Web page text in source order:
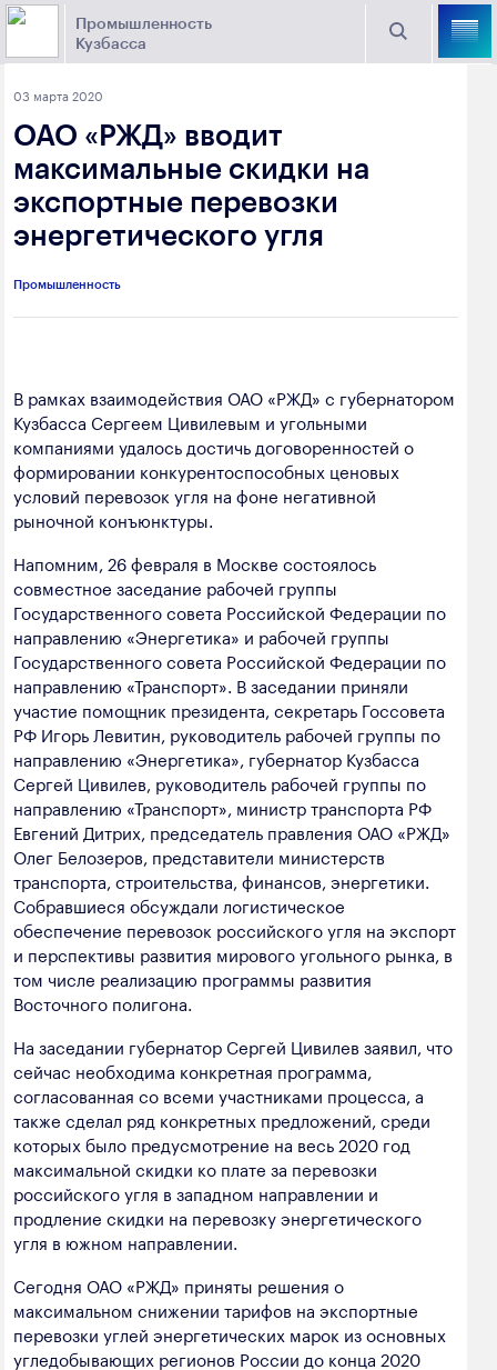
Промышленность
Кузбасса
Поиск
Найти
Торговая площадка Кузбасса
Выберите отрасль
Угольная промышленность
Химическая промышленность
Машиностроение
Промышленность строительных материалов
Добыча общераспространенных
полезных ископаемых
Лёгкая промышленность
Лесная промышленность
Пищевая промышленность
Предприятия
Новости
промышленности
650000, г. Кемерово, пр. Советский, 63
+7 (3842) 58-78-61
dprom@ako.ru
Создание сайта — Мэйк
03 марта 2020
ОАО «РЖД» вводит
максимальные скидки на
экспортные перевозки
энергетического угля
Промышленность
В рамках взаимодействия ОАО «РЖД» с губернатором
Кузбасса Сергеем Цивилевым и угольными
компаниями удалось достичь договоренностей о
формировании конкурентоспособных ценовых
условий перевозок угля на фоне негативной
рыночной конъюнктуры.
Напомним, 26 февраля в Москве состоялось
совместное заседание рабочей группы
Государственного совета Российской Федерации по
направлению «Энергетика» и рабочей группы
Государственного совета Российской Федерации по
направлению «Транспорт». В заседании приняли
участие помощник президента, секретарь Госсовета
РФ Игорь Левитин, руководитель рабочей группы по
направлению «Энергетика», губернатор Кузбасса
Сергей Цивилев, руководитель рабочей группы по
направлению «Транспорт», министр транспорта РФ
Евгений Дитрих, председатель правления ОАО «РЖД»
Олег Белозеров, представители министерств
транспорта, строительства, финансов, энергетики.
Собравшиеся обсуждали логистическое
обеспечение перевозок российского угля на экспорт
и перспективы развития мирового угольного рынка, в
том числе реализацию программы развития
Восточного полигона.
На заседании губернатор Сергей Цивилев заявил, что
сейчас необходима конкретная программа,
согласованная со всеми участниками процесса, а
также сделал ряд конкретных предложений, среди
которых было предусмотрение на весь 2020 год
максимальной скидки ко плате за перевозки
российского угля в западном направлении и
продление скидки на перевозку энергетического
угля в южном направлении.
Сегодня ОАО «РЖД» приняты решения о
максимальном снижении тарифов на экспортные
перевозки углей энергетических марок из основных
угледобывающих регионов России до конца 2020